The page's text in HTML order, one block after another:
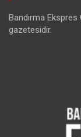
Bandırma Ekspres
gazetesidir.